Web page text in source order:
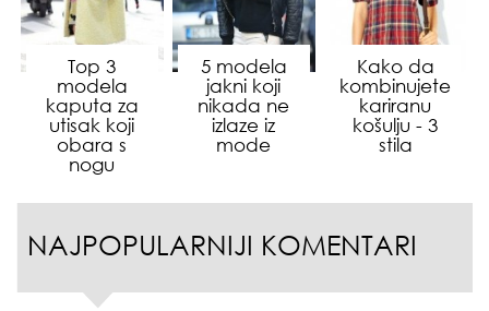
Top 3
modela
kaputa za
utisak koji
obara s
nogu
5 modela
jakni koji
nikada ne
izlaze iz
mode
Kako da
kombinujete
kariranu
košulju - 3
stila
NAJPOPULARNIJI KOMENTARI